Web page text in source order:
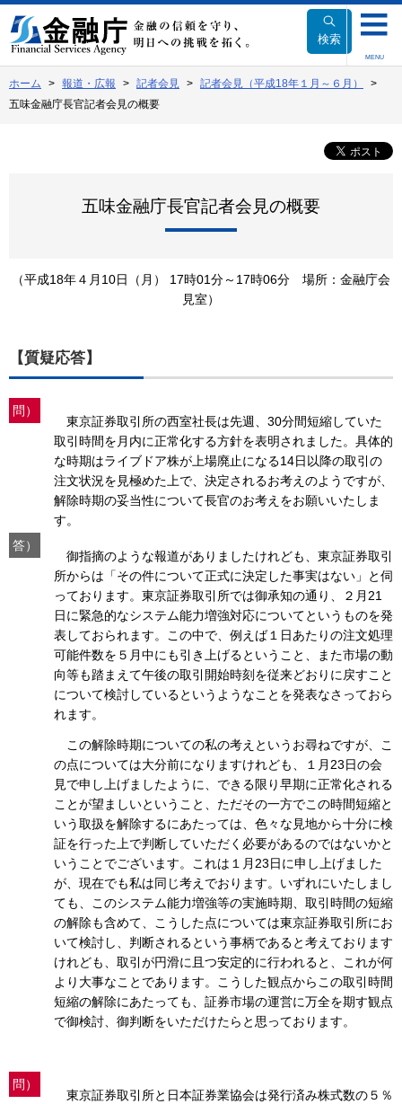
文
へ
動
検索
MENU
ホーム 報道・広報 記者会見
記者会見（平成18年１月～６月）
五味金融庁長官記者会見の概要
五味金融庁長官記者会見の概要
（平成18年４月10日（月） 17時01分～17時06分 場所：金融庁会
見室）
【質疑応答】
問）
東京証券取引所の西室社長は先週、30分間短縮していた
取引時間を月内に正常化する方針を表明されました。具体的
な時期はライブドア株が上場廃止になる14日以降の取引の
注文状況を見極めた上で、決定されるお考えのようですが、
解除時期の妥当性について長官のお考えをお願いいたしま
す。
答）
御指摘のような報道がありましたけれども、東京証券取引
所からは「その件について正式に決定した事実はない」と伺
っております。東京証券取引所では御承知の通り、２月21
日に緊急的なシステム能力増強対応についてというものを発
表しておられます。この中で、例えば１日あたりの注文処理
可能件数を５月中にも引き上げるということ、また市場の動
向等も踏まえて午後の取引開始時刻を従来どおりに戻すこと
について検討しているというようなことを発表なさっておら
れます。
この解除時期についての私の考えというお尋ねですが、こ
の点については大分前になりますけれども、１月23日の会
見で申し上げましたように、できる限り早期に正常化される
ことが望ましいということ、ただその一方でこの時間短縮と
いう取扱を解除するにあたっては、色々な見地から十分に検
証を行った上で判断していただく必要があるのではないかと
いうことでございます。これは１月23日に申し上げました
が、現在でも私は同じ考えでおります。いずれにいたしまし
ても、このシステム能力増強等の実施時期、取引時間の短縮
の解除も含めて、こうした点については東京証券取引所にお
いて検討し、判断されるという事柄であると考えております
けれども、取引が円滑に且つ安定的に行われると、これが何
より大事なことであります。こうした観点からこの取引時間
短縮の解除にあたっても、証券市場の運営に万全を期す観点
で御検討、御判断をいただけたらと思っております。
問）
東京証券取引所と日本証券業協会は発行済み株式数の５％